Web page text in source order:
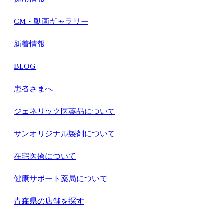
CM・動画ギャラリー
新着情報
BLOG
患者さまへ
ジェネリック医薬品について
サンオリジナル製剤について
在宅医療について
健康サポート薬局について
青森県の店舗を探す